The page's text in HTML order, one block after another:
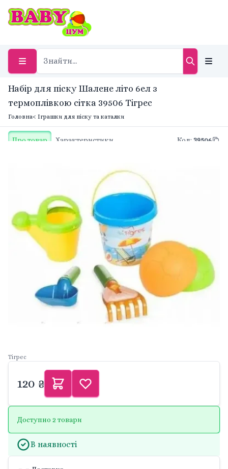
Набір для піску Шалене літо 6ел з
термоплівкою сітка 39506 Тігрес
Головна< Іграшки для піску та каталки
Про товар Характеристики Код: 39506
Тігрес
120 ₴
Доступно 2 товари
В наявності